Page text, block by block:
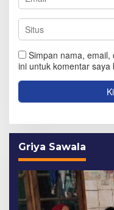
Simpan nama,
ini untuk komentar saya
Griya Sawala